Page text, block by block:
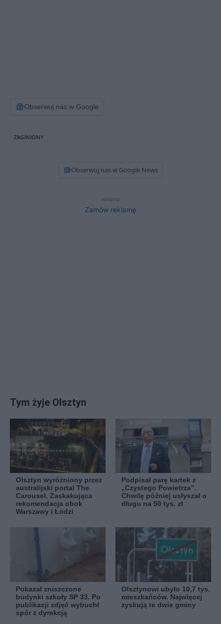
Obserwuj nas w Google
ZAGINIONY
Obserwuj nas w Google News
reklama
Zamów reklamę
Tym żyje Olsztyn
Olsztyn wyróżniony przez
australijski portal The
Carousel. Zaskakująca
rekomendacja obok
Warszawy i Łodzi
Podpisał parę kartek z
„Czystego Powietrza”.
Chwilę później usłyszał o
długu na 50 tys. zł
Pokazał zniszczone
budynki szkoły SP 33. Po
publikacji zdjęć wybuchł
spór z dyrekcją
Olsztynowi ubyło 10,7 tys.
mieszkańców. Najwięcej
zyskują te dwie gminy